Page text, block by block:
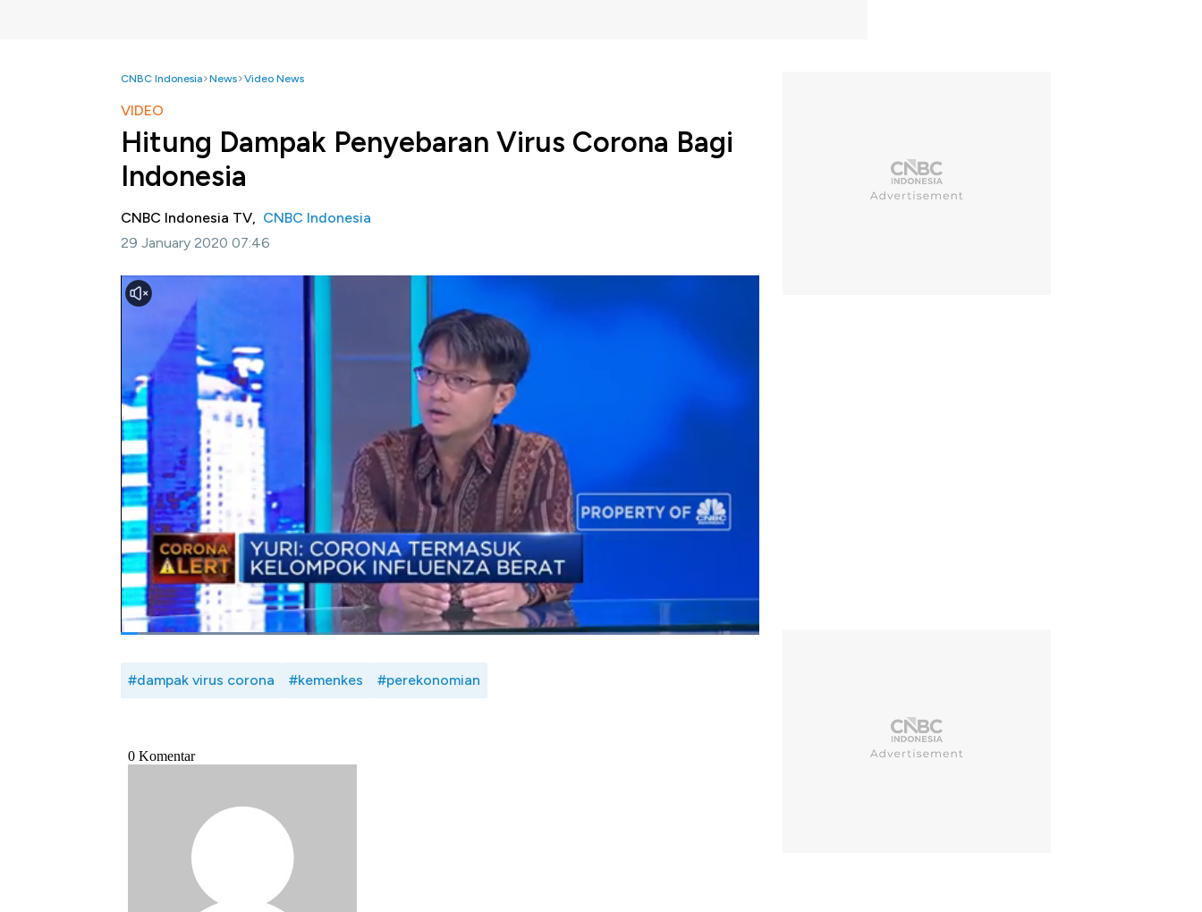
CNBC Indonesia News Video News
VIDEO
Hitung Dampak Penyebaran Virus Corona Bagi
Indonesia
CNBC Indonesia TV, CNBC Indonesia
29 January 2020 07:46
Jakarta, CNBC Indonesia-
Penyebaran Virus Corona juga melahirkan kekhawatiran bagi
perekonomian, dimana menurut Ekonom INDEF, Ahmad Heri Firdaus jika kasus ini berlanjut maka
sektor yang akan terdampak adalah aliran perdagangan barang China terutama sektor pertanian dan
peternakan, yang tentu saja akan berpengaruh pada Indonesia mengingat China merupakan negara
tujuan ekspor terbesar Indonesia sekaligus menguasai 30% nilai impor RI. Sehingga penting upaya
pemerintah untuk melakukan pencegahan dampak penyebaran virus Corona
Dalam rangka mencegah dampak Corona inilah, maka Kementerian Kesehatan bersama lembaga dan
institusi terkait melakukan berbagai upaya menangkal Virus dari China ini. Seperti apa langkah
pencegahan ini? Selengkapnya saksikan dialogMuhammad Gibran dengan Ekonom INDEF, Ahmad
Heri Firdaus dan Sekretaris Ditjen Pencegahan dan Pengendalian Penyakit, Kemenkes, Achmad
Yurianto dalam Profit, CNBC Indonesia (Selasa, 28/01/2020)
Bagikan:
#dampak virus corona #kemenkes #perekonomian